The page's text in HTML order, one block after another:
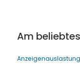
Am
Anzeigenauslastung